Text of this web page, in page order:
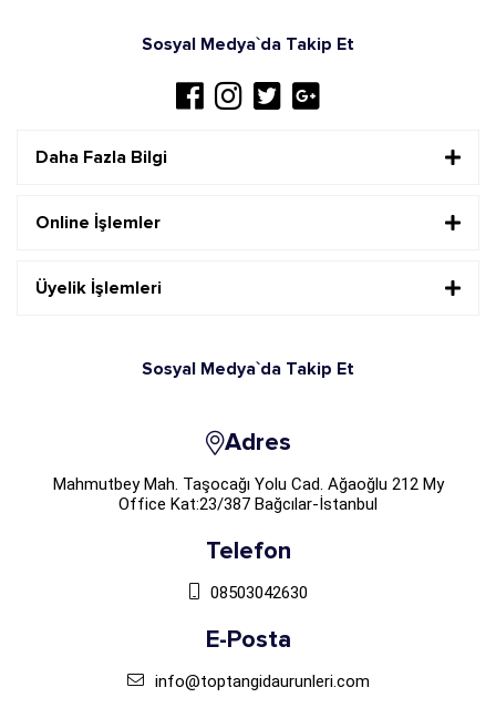
Sosyal Medya`da Takip Et
Daha Fazla Bilgi
Online İşlemler
Üyelik İşlemleri
Sosyal Medya`da Takip Et
Adres
Mahmutbey Mah. Taşocağı Yolu Cad. Ağaoğlu 212 My
Office Kat:23/387 Bağcılar-İstanbul
Telefon
08503042630
E-Posta
info@toptangidaurunleri.com